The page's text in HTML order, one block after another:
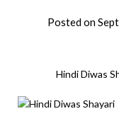
Posted on
Hindi Diwas